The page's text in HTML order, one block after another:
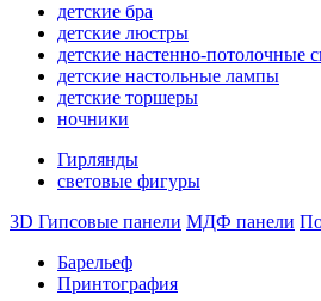
детские бра
детские люстры
детские настенно-потолочные
детские настольные лампы
детские торшеры
ночники
Гирлянды
световые фигуры
3D Гипсовые панели МДФ панели
Барельеф
Принтография